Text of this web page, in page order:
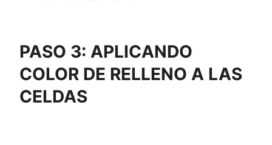
PASO 3: APLICANDO
COLOR DE RELLENO A LAS
CELDAS